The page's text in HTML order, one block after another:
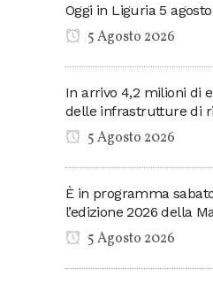
Oggi in Liguria 5
5 Agosto 2026
In arrivo 4,2 milioni di
delle infrastrutture di
5 Agosto 2026
È in programma
l’edizione 2026 della
5 Agosto 2026